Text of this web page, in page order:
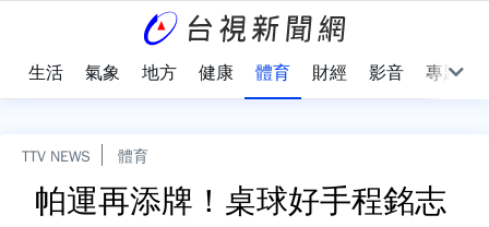
生活 氣象 地方 健康 體育 財經 影音 專題
TTV NEWS 體育
帕運再添牌！桌球好手程銘志